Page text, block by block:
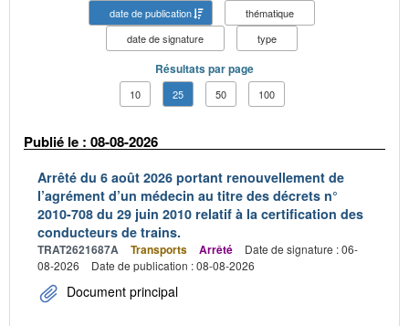
date de publication
thématique
date de signature
type
Résultats par page
10 25 50 100
Publié le : 08-08-2026
Arrêté du 6 août 2026 portant renouvellement de
l’agrément d’un médecin au titre des décrets n°
2010-708 du 29 juin 2010 relatif à la certification des
conducteurs de trains.
TRAT2621687A Transports Arrêté
Date de signature : 06-
08-2026
Date de publication : 08-08-2026
Document principal